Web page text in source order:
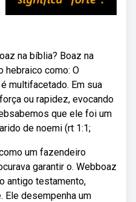
na bíblia? Boaz na
hebraico como: O
multifacetado. Em sua
ou rapidez, evocando
que ele foi um
de noemi (rt 1:1;
um fazendeiro
garantir o. Webboaz
antigo testamento,
Ele desempenha um